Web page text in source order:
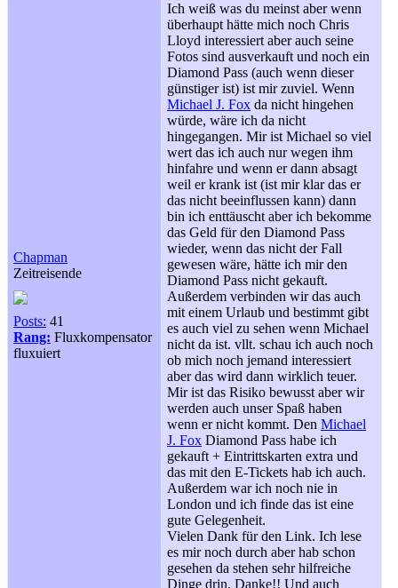
Chapman
Zeitreisende
Posts: 41
Rang: Fluxkompensator
fluxuiert
Ich weiß was du meinst aber wenn
überhaupt hätte mich noch Chris
Lloyd interessiert aber auch seine
Fotos sind ausverkauft und noch ein
Diamond Pass (auch wenn dieser
günstiger ist) ist mir zuviel. Wenn
Michael J. Fox da nicht hingehen
würde, wäre ich da nicht
hingegangen. Mir ist Michael so viel
wert das ich auch nur wegen ihm
hinfahre und wenn er dann absagt
weil er krank ist (ist mir klar das er
das nicht beeinflussen kann) dann
bin ich enttäuscht aber ich bekomme
das Geld für den Diamond Pass
wieder, wenn das nicht der Fall
gewesen wäre, hätte ich mir den
Diamond Pass nicht gekauft.
Außerdem verbinden wir das auch
mit einem Urlaub und bestimmt gibt
es auch viel zu sehen wenn Michael
nicht da ist. vllt. schau ich auch noch
ob mich noch jemand interessiert
aber das wird dann wirklich teuer.
Mir ist das Risiko bewusst aber wir
werden auch unser Spaß haben
wenn er nicht kommt. Den Michael
J. Fox Diamond Pass habe ich
gekauft + Eintrittskarten extra und
das mit den E-Tickets hab ich auch.
Außerdem war ich noch nie in
London und ich finde das ist eine
gute Gelegenheit.
Vielen Dank für den Link. Ich lese
es mir noch durch aber hab schon
gesehen da stehen sehr hilfreiche
Dinge drin. Danke!! Und auch